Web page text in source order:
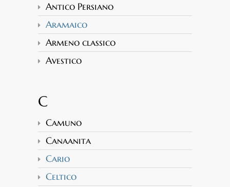
Antico Persiano
Aramaico
Armeno classico
Avestico
C
Camuno
Canaanita
Cario
Celtico